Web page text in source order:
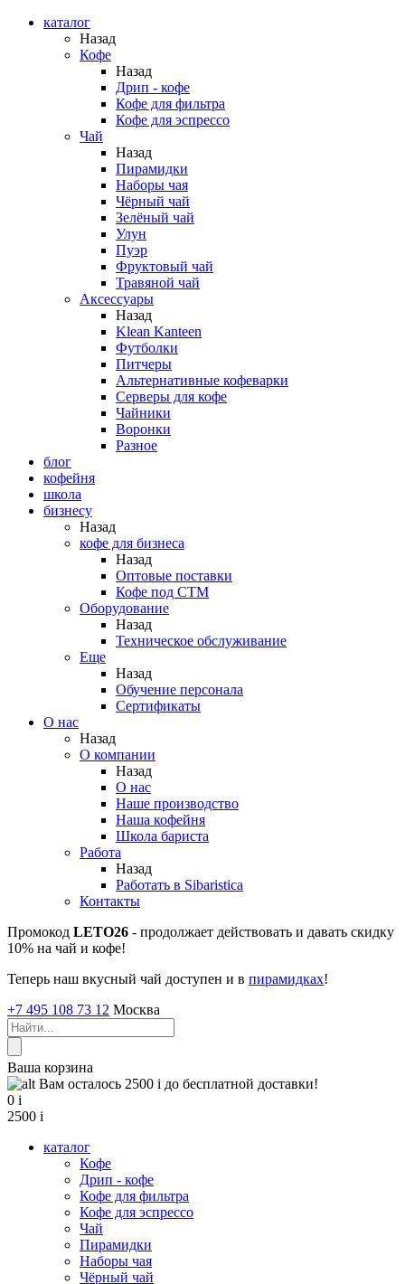
каталог
Назад
Кофе
Назад
Дрип - кофе
Кофе для фильтра
Кофе для эспрессо
Чай
Назад
Пирамидки
Наборы чая
Чёрный чай
Зелёный чай
Улун
Пуэр
Фруктовый чай
Травяной чай
Аксессуары
Назад
Klean Kanteen
Футболки
Питчеры
Альтернативные кофеварки
Серверы для кофе
Чайники
Воронки
Разное
блог
кофейня
школа
бизнесу
Назад
кофе для бизнеса
Назад
Оптовые поставки
Кофе под СТМ
Оборудование
Назад
Техническое обслуживание
Еще
Назад
Обучение персонала
Сертификаты
О нас
Назад
O компании
Назад
О нас
Наше производство
Наша кофейня
Школа бариста
Работа
Назад
Работать в Sibaristica
Контакты
Промокод LETO26 - продолжает действовать и давать скидку
10% на чай и кофе!
Теперь наш вкусный чай доступен и в пирамидках!
+7 495 108 73 12 Москва
Ваша корзина
Вам осталось 2500 i до бесплатной доставки!
0 i
2500 i
каталог
Кофе
Дрип - кофе
Кофе для фильтра
Кофе для эспрессо
Чай
Пирамидки
Наборы чая
Чёрный чай